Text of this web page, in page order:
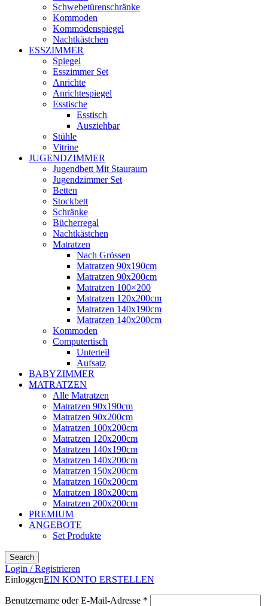
Schwebetürenschränke
Kommoden
Kommodenspiegel
Nachtkästchen
ESSZIMMER
Spiegel
Esszimmer Set
Anrichte
Anrichtespiegel
Esstische
Esstisch
Ausziehbar
Stühle
Vitrine
JUGENDZIMMER
Jugendbett Mit Stauraum
Jugendzimmer Set
Betten
Stockbett
Schränke
Bücherregal
Nachtkästchen
Matratzen
Nach Grössen
Matratzen 90x190cm
Matratzen 90x200cm
Matratzen 100×200
Matratzen 120x200cm
Matratzen 140x190cm
Matratzen 140x200cm
Kommoden
Computertisch
Unterteil
Aufsatz
BABYZIMMER
MATRATZEN
Alle Matratzen
Matratzen 90x190cm
Matratzen 90x200cm
Matratzen 100x200cm
Matratzen 120x200cm
Matratzen 140x190cm
Matratzen 140x200cm
Matratzen 150x200cm
Matratzen 160x200cm
Matratzen 180x200cm
Matratzen 200x200cm
PREMIUM
ANGEBOTE
Set Produkte
Search
Login / Registrieren
EinloggenEIN KONTO ERSTELLEN
Benutzername oder E-Mail-Adresse *